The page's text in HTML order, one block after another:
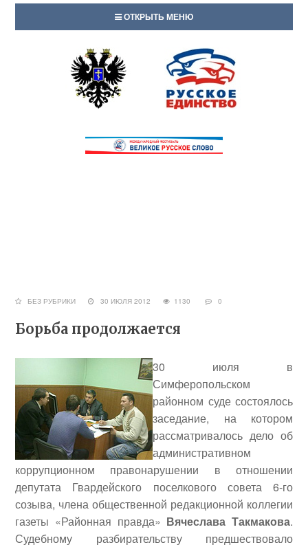
ОТКРЫТЬ МЕНЮ
БЕЗ РУБРИКИ 30 ИЮЛЯ 2012 1130 0
Борьба продолжается
30 июля в
Симферопольском
районном суде состоялось
заседание, на котором
рассматривалось дело об
административном
коррупционном правонарушении в отношении
депутата Гвардейского поселкового совета 6-го
созыва, члена общественной редакционной коллегии
газеты «Районная правда» Вячеслава Такмакова.
Судебному разбирательству предшествовало